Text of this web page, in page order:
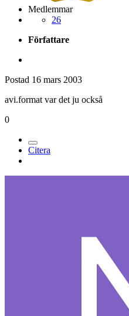
Medlemmar
26
Författare
Postad 16 mars 2003
avi.format var det ju också
0
Citera